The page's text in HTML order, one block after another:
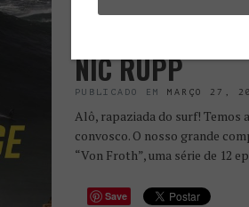
NIC RUPP
PUBLICADO EM MARÇO 27,
Alô, rapaziada do surf! Temos
convosco. O nosso grande
“Von Froth”, uma série de 12
Save